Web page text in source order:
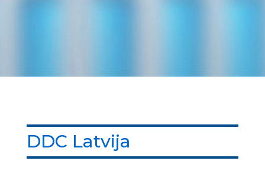
DDC Latvija